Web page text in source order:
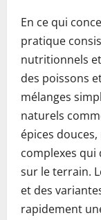
En ce qui
pratique
nutritionnels
des poissons
mélanges
naturels
épices
complexes
sur le terrain.
et des
rapidement